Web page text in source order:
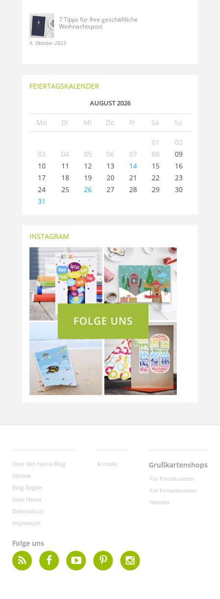
7 Tipps für Ihre geschäftliche
Weihnachtspost
9. Oktober 2023
FEIERTAGSKALENDER
AUGUST 2026
Mo Di Mi Do Fr Sa So
01
02
03
04 05 06 07 08
09
10
11 12 13 14 15
16
17
18 19 20 21 22
23
24
25 26 27 28 29
30
31
INSTAGRAM
Über den Hanra Blog
Glossar
Blog-Regeln
Über Hanra
Datenschutz
Impressum
Kontakt Grußkartenshops
Für Privatkunden
Für Firmenkunden
Händler
Folge uns